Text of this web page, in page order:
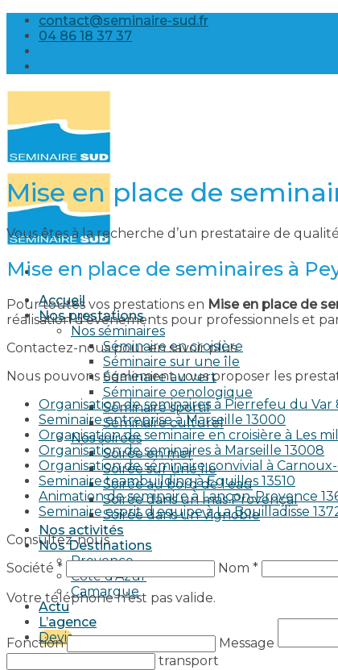
Skip
content
contact@seminaire-sud.fr
04 86 18 37 37
Accueil
Nos prestations
Nos séminaires
Séminaire en croisière
Séminaire sur une île
Séminaire au vert
Séminaire oenologique
Séminaire sportif
Séminaire culturel
Nos soirées
Soirée en mer
Soirée sur une île
Soirée au bord de l’eau
Soirée dans un mas Provençal
Soirée dans un Vignoble
Nos activités
Nos Destinations
Provence
Côte d’Azur
Camargue
Actu
L’agence
Devis
Mise en place de
Vous êtes à la recherche d’un prestataire de
Mise en place de seminaires à
Pour toutes vos prestations en Mise en place de
réalisation d’évènements pour professionnels et
Contactez-nous pour en savoir plus.
Nous pouvons également vous proposer les
Organisation de seminaires à Pierrefeu du Var
Seminaire entreprise à Marseille 13000
Organisation de seminaire en croisière à Les
Organisation de seminaires à Marseille 13008
Organisation de séminaire convivial à
Seminaire teambuilding à Eguilles 13510
Animation de seminaire à Lançon-Provence
Seminaire esprit d equipe à La Bouilladisse
Consultez-nous
Société *
Nom *
Votre téléphone n’est pas valide.
Fonction Message
transport